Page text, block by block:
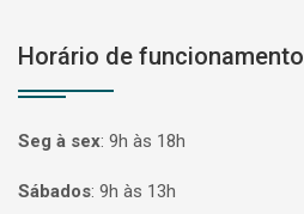
Horário de funcionamento
Seg à sex: 9h às 18h
Sábados: 9h às 13h